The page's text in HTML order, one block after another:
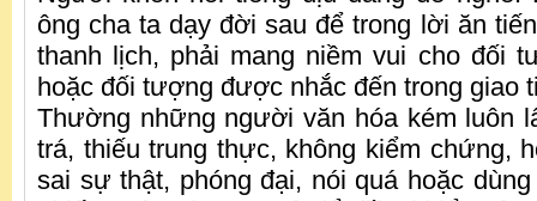
ông cha ta dạy đời sau để trong lời ăn
thanh lịch, phải mang niềm vui cho đối
hoặc đối tượng được nhắc đến trong giao
Thường những người văn hóa kém luôn
trá, thiếu trung thực, không kiểm chứng,
sai sự thật, phóng đại, nói quá hoặc